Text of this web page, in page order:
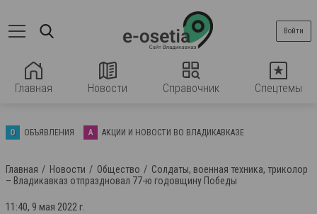
Главная Новости Справочник Спецтемы
Войти
О ОБЪЯВЛЕНИЯ А АКЦИИ И НОВОСТИ ВО ВЛАДИКАВКАЗЕ
Главная Новости Общество
Солдаты, военная техника, триколор
– Владикавказ отпраздновал 77-ю годовщину Победы
11:40, 9 мая 2022 г.